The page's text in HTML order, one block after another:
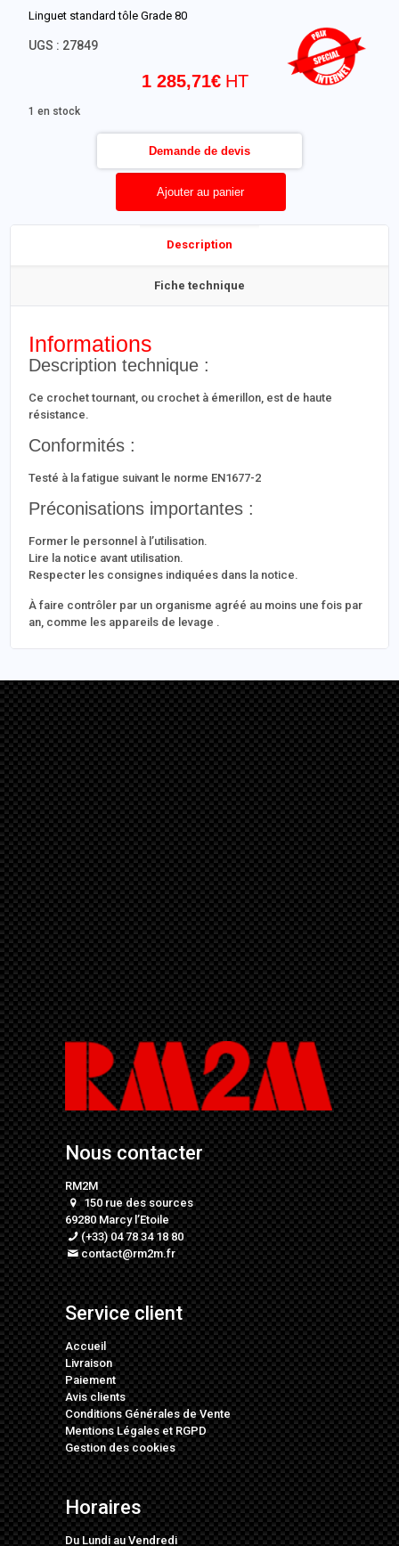
1 285,71€
Linguet standard tôle Grade 80
1 en stock
Ajouter au panier
Demande de devis
UGS : 27849
Description
Fiche technique
Informations
Description technique :
Ce crochet tournant, ou crochet à émerillon, est de haute
résistance.
Conformités :
Testé à la fatigue suivant le norme EN1677-2
Préconisations importantes :
Former le personnel à l’utilisation.
Lire la notice avant utilisation.
Respecter les consignes indiquées dans la notice.
À faire contrôler par un organisme agréé au moins une fois par
an, comme les appareils de levage .
Nous contacter
RM2M
150 rue des sources
69280 Marcy l’Etoile
(+33) 04 78 34 18 80
contact@rm2m.fr
Service client
Accueil
Livraison
Paiement
Avis clients
Conditions Générales de Vente
Mentions LégalesetRGPD
Gestion des cookies
Horaires
Du Lundi au Vendredi